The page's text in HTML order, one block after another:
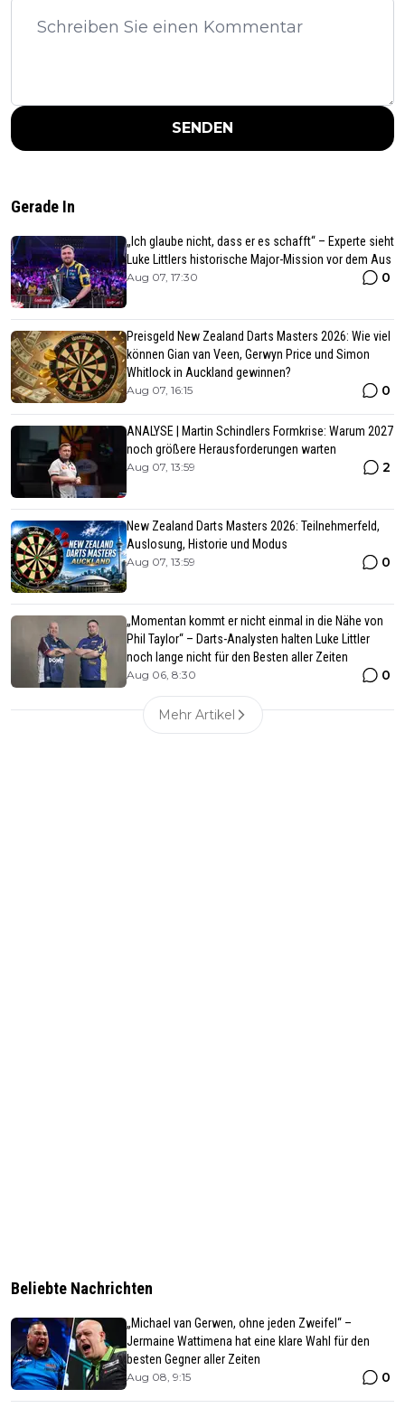
SENDEN
Gerade In
„Ich glaube nicht, dass er es schafft“ – Experte sieht
Luke Littlers historische Major-Mission vor dem Aus
Aug 07, 17:30 0
Preisgeld New Zealand Darts Masters 2026: Wie viel
können Gian van Veen, Gerwyn Price und Simon
Whitlock in Auckland gewinnen?
Aug 07, 16:15 0
ANALYSE | Martin Schindlers Formkrise: Warum 2027
noch größere Herausforderungen warten
Aug 07, 13:59 2
New Zealand Darts Masters 2026: Teilnehmerfeld,
Auslosung, Historie und Modus
Aug 07, 13:59 0
„Momentan kommt er nicht einmal in die Nähe von
Phil Taylor“ – Darts-Analysten halten Luke Littler
noch lange nicht für den Besten aller Zeiten
Aug 06, 8:30 0
Mehr Artikel
Beliebte Nachrichten
„Michael van Gerwen, ohne jeden Zweifel“ –
Jermaine Wattimena hat eine klare Wahl für den
besten Gegner aller Zeiten
Aug 08, 9:15 0